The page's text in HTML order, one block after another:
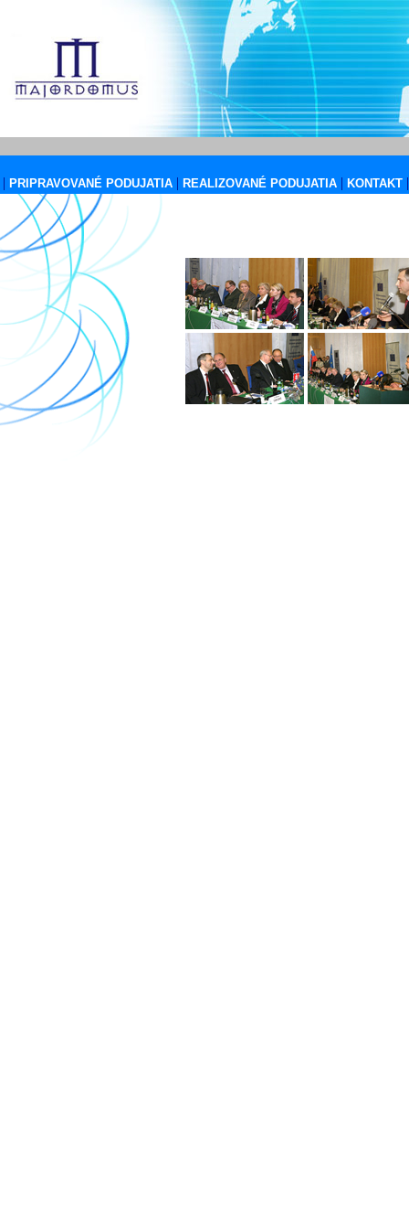
| PRIPRAVOVANÉ PODUJATIA | REALIZOVANÉ PODUJATIA | KONTAKT |